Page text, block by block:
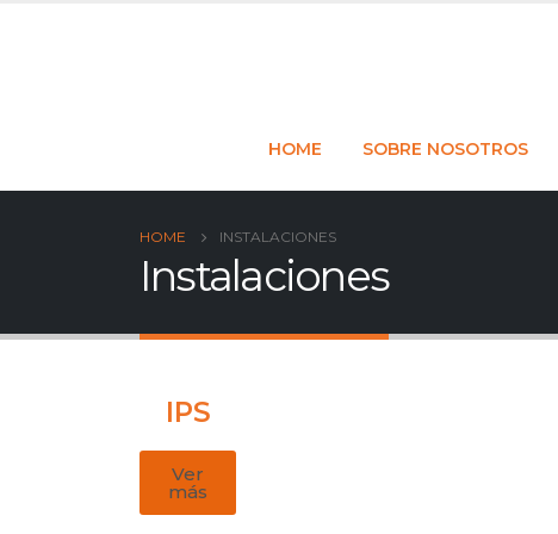
HOME SOBRE NOSOTROS
HOME INSTALACIONES
Instalaciones
IPS
Ver
más